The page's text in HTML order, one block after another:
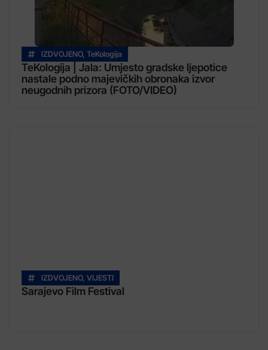
IZDVOJENO, TeKologija
TeKologija | Jala: Umjesto gradske ljepotice
nastale podno majevičkih obronaka izvor
neugodnih prizora (FOTO/VIDEO)
IZDVOJENO, VIJESTI
Sarajevo Film Festival